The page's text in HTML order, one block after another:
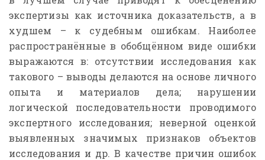
экспертизы как источника доказательств, а в
худшем – к судебным ошибкам. Наиболее
распространённые в обобщённом виде ошибки
выражаются в: отсутствии исследования как
такового – выводы делаются на основе личного
опыта и материалов дела; нарушении
логической последовательности проводимого
экспертного исследования; неверной оценкой
выявленных значимых признаков объектов
исследования и др. В качестве причин ошибок